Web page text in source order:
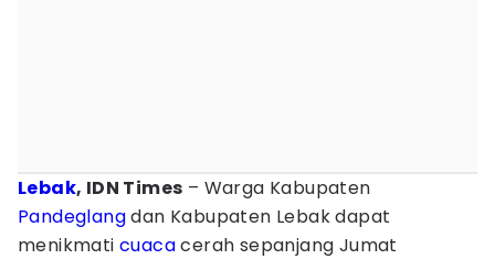
Lebak, IDN Times – Warga Kabupaten
Pandeglangdan Kabupaten Lebak dapat
menikmaticuacacerah sepanjang Jumat